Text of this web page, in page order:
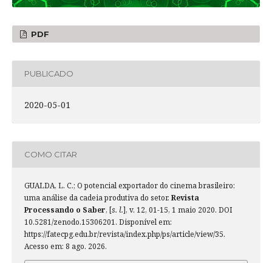
PDF
PUBLICADO
2020-05-01
COMO CITAR
GUALDA, L. C.; O potencial exportador do cinema brasileiro:
uma análise da cadeia produtiva do setor. Revista
Processando o Saber, [s. l.], v. 12, 01-15, 1 maio 2020. DOI
10.5281/zenodo.15306201. Disponível em:
https://fatecpg.edu.br/revista/index.php/ps/article/view/35.
Acesso em: 8 ago. 2026.